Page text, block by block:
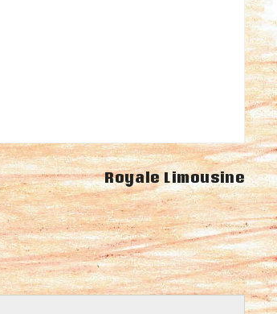
Royale Limousine